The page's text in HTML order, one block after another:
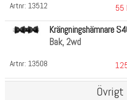
Artnr: 13512 55
Artnr: 13508
Krängningshämnare
Bak, 2wd
Övrigt